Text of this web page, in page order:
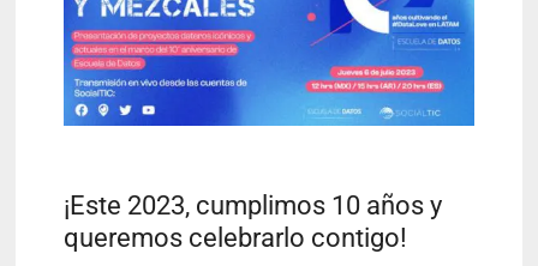
¡Este 2023, cumplimos 10 años y
queremos celebrarlo contigo!